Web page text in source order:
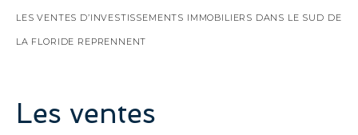
LES VENTES D’INVESTISSEMENTS IMMOBILIERS DANS LE SUD DE
LA FLORIDE REPRENNENT
Les ventes